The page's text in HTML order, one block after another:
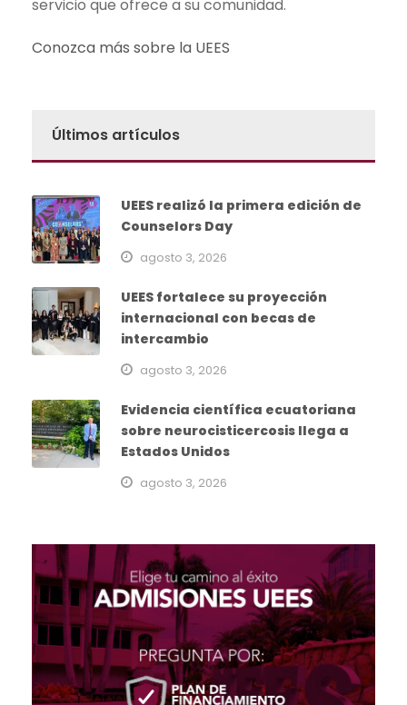
servicio que ofrece a su comunidad.
Conozca más sobre la UEES
Últimos artículos
UEES realizó la primera edición de
Counselors Day
agosto 3, 2026
UEES fortalece su proyección
internacional con becas de
intercambio
agosto 3, 2026
Evidencia científica ecuatoriana
sobre neurocisticercosis llega a
Estados Unidos
agosto 3, 2026